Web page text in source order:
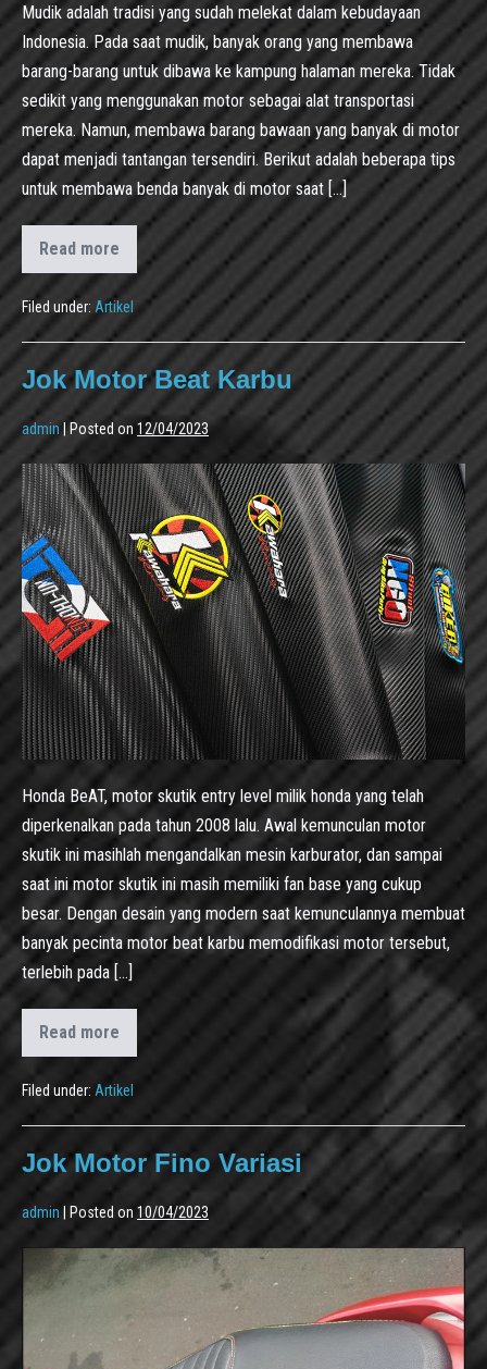
Mudik adalah tradisi yang sudah melekat dalam kebudayaan
Indonesia. Pada saat mudik, banyak orang yang membawa
barang-barang untuk dibawa ke kampung halaman mereka. Tidak
sedikit yang menggunakan motor sebagai alat transportasi
mereka. Namun, membawa barang bawaan yang banyak di motor
dapat menjadi tantangan tersendiri. Berikut adalah beberapa tips
untuk membawa benda banyak di motor saat […]
Read more
Filed under: Artikel
Jok Motor Beat Karbu
admin Posted on 12/04/2023
Honda BeAT, motor skutik entry level milik honda yang telah
diperkenalkan pada tahun 2008 lalu. Awal kemunculan motor
skutik ini masihlah mengandalkan mesin karburator, dan sampai
saat ini motor skutik ini masih memiliki fan base yang cukup
besar. Dengan desain yang modern saat kemunculannya membuat
banyak pecinta motor beat karbu memodifikasi motor tersebut,
terlebih pada […]
Read more
Filed under: Artikel
Jok Motor Fino Variasi
admin Posted on 10/04/2023